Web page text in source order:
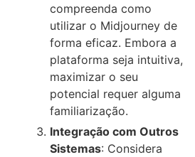
compreenda como
utilizar o Midjourney de
forma eficaz. Embora a
plataforma seja intuitiva,
maximizar o seu
potencial requer alguma
familiarização.
Integração com Outros
Sistemas: Considera